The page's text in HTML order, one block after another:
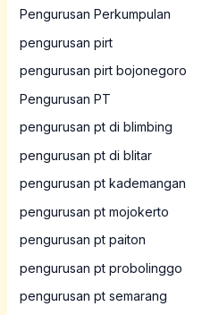
Pengurusan Perkumpulan
pengurusan pirt
pengurusan pirt bojonegoro
Pengurusan PT
pengurusan pt di blimbing
pengurusan pt di blitar
pengurusan pt kademangan
pengurusan pt mojokerto
pengurusan pt paiton
pengurusan pt probolinggo
pengurusan pt semarang